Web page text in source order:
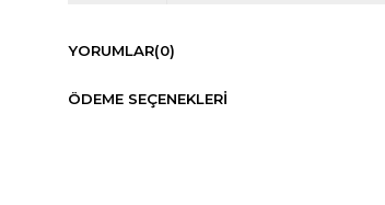
YORUMLAR(0)
ÖDEME SEÇENEKLERI